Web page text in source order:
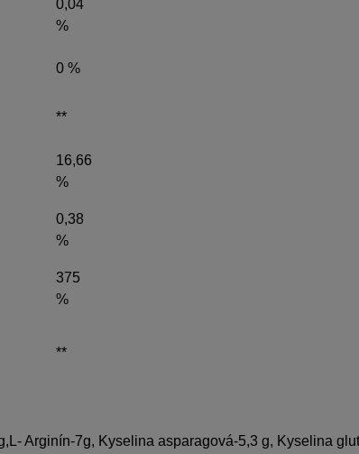
0,04
%
0 %
**
16,66
%
0,38
%
375
%
**
Arginín-7g, Kyselina asparagová-5,3 g, Kyselina